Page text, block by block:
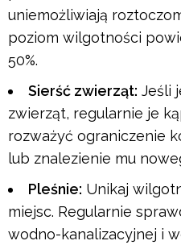
uniemożliwiają
poziom wilgotności
50%.
Sierść zwierząt: Jeśli
zwierząt, regularnie je
rozważyć ograniczenie
lub znalezienie mu
Pleśnie: Unikaj
miejsc. Regularnie
wodno-kanalizacyjnej i